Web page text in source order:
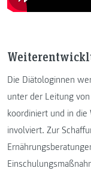
Die Diätologinnen
unter der Leitung
koordiniert und in
involviert. Zur